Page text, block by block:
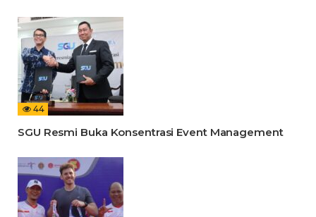
44
SGU Resmi Buka Konsentrasi Event Management